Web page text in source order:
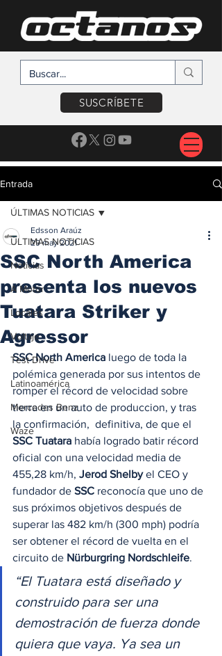
SUSCRÍBETE
Entrada
ÚLTIMAS NOTICIAS
Noticias
A Motor
Locales
Voltaje
Test Drive
Latinoamérica
Mercedes Benz
Waze
ÚLTIMAS NOTICIAS
SSC North America
presenta los nuevos
Tuatara Striker y
Agressor
Edsson Araúz
29 may 2021
SSC North America luego de toda la
polémica generada por sus intentos de
romper el récord de velocidad sobre
tierra en un auto de produccion, y tras
la confirmación,  definitiva, de que el
SSC Tuatara había logrado batir récord
oficial con una velocidad media de
455,28 km/h, Jerod Shelby el CEO y
fundador de SSC reconocía que uno de
sus próximos objetivos después de
superar las 482 km/h (300 mph) podría
ser obtener el récord de vuelta en el
circuito de Nürburgring Nordschleife.
“El Tuatara está diseñado y
construido para ser una
demostración de fuerza donde
quiera que vaya. Ya sea un